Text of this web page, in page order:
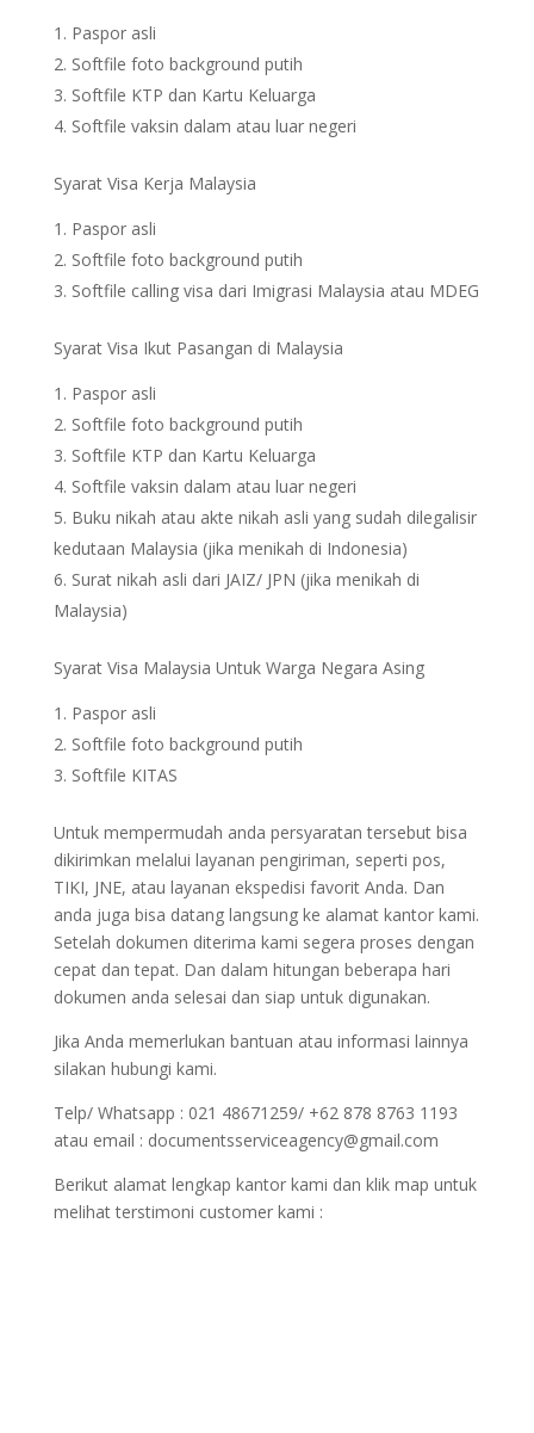
Paspor asli
Softfile foto background putih
Softfile KTP dan Kartu Keluarga
Softfile vaksin dalam atau luar negeri
Syarat Visa Kerja Malaysia
Paspor asli
Softfile foto background putih
Softfile calling visa dari Imigrasi Malaysia atau MDEG
Syarat Visa Ikut Pasangan di Malaysia
Paspor asli
Softfile foto background putih
Softfile KTP dan Kartu Keluarga
Softfile vaksin dalam atau luar negeri
Buku nikah atau akte nikah asli yang sudah dilegalisir
kedutaan Malaysia (jika menikah di Indonesia)
Surat nikah asli dari JAIZ/ JPN (jika menikah di
Malaysia)
Syarat Visa Malaysia Untuk Warga Negara Asing
Paspor asli
Softfile foto background putih
Softfile KITAS
Untuk mempermudah anda persyaratan tersebut bisa
dikirimkan melalui layanan pengiriman, seperti pos,
TIKI, JNE, atau layanan ekspedisi favorit Anda. Dan
anda juga bisa datang langsung ke alamat kantor kami.
Setelah dokumen diterima kami segera proses dengan
cepat dan tepat. Dan dalam hitungan beberapa hari
dokumen anda selesai dan siap untuk digunakan.
Jika Anda memerlukan bantuan atau informasi lainnya
silakan hubungi kami.
Telp/ Whatsapp : 021 48671259/ +62 878 8763 1193
atau email : documentsserviceagency@gmail.com
Berikut alamat lengkap kantor kami dan klik map untuk
melihat terstimoni customer kami :